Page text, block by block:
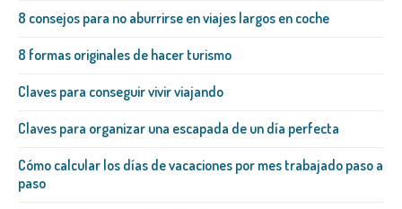
8 consejos para no aburrirse en viajes largos en coche
8 formas originales de hacer turismo
Claves para conseguir vivir viajando
Claves para organizar una escapada de un día perfecta
Cómo calcular los días de vacaciones por mes trabajado paso a
paso